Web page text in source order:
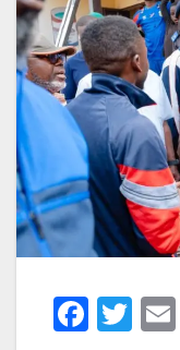
F
T